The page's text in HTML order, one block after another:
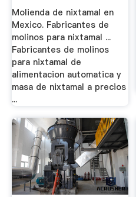
Molienda de nixtamal en
Mexico. Fabricantes de
molinos para nixtamal ...
Fabricantes de molinos
para nixtamal de
alimentacion automatica y
masa de nixtamal a precios
...